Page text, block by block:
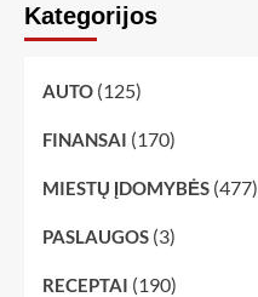
Kategorijos
AUTO (125)
FINANSAI (170)
MIESTŲ ĮDOMYBĖS (477)
PASLAUGOS (3)
RECEPTAI (190)